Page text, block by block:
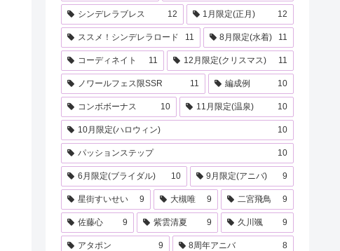
シンデレラブレス 12 1月限定(正月) 12
ススメ！シンデレラロード 11 8月限定(水着) 11
コーディネイト 11 12月限定(クリスマス) 11
ノワールフェス限SSR 11 編成例 10
コンボボーナス 10 11月限定(温泉) 10
10月限定(ハロウィン) 10
パッションステップ 10
6月限定(ブライダル) 10 9月限定(アニバ) 9
星街すいせい 9 大槻唯 9 二宮飛鳥 9
佐藤心 9 紫雲清夏 9 久川颯 9
アタポン 9 8周年アニバ 8